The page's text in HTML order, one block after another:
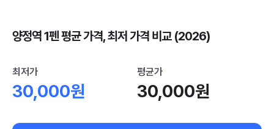
양정역 1펜 평균 가격, 최저 가격 비교 (2026)
최저가
30,000원
평균가
30,000원